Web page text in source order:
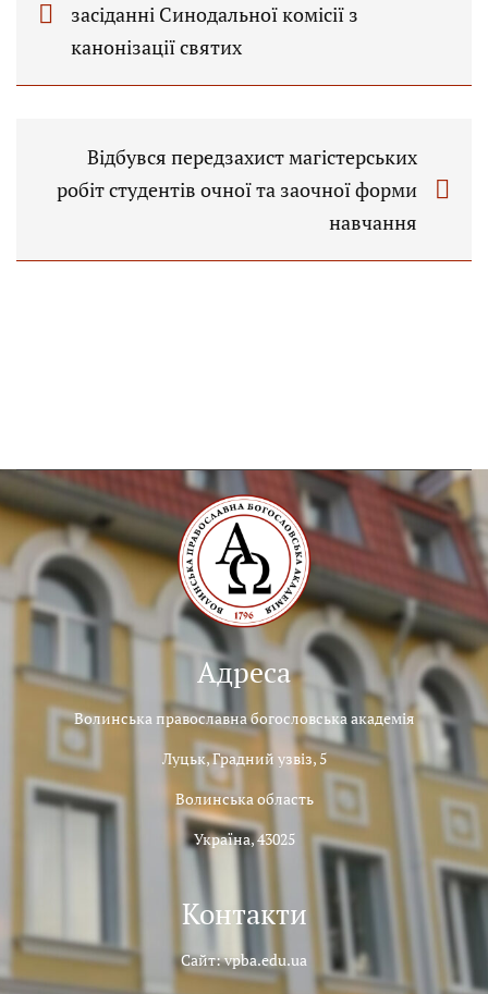
засіданні Синодальної комісії з
канонізації святих
Відбувся передзахист магістерських
робіт студентів очної та заочної форми
навчання
Адреса
Волинська православна богословська академія
Луцьк, Градний узвіз, 5
Волинська область
Україна, 43025
Контакти
Сайт: vpba.edu.ua